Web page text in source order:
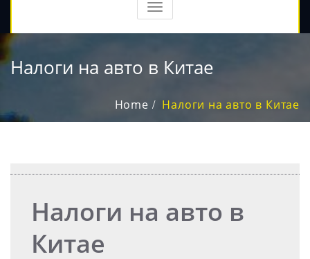
TOGGLE
NAVIGATION
Налоги на авто в Китае
Home Налоги на авто в Китае
Налоги на авто в
Китае